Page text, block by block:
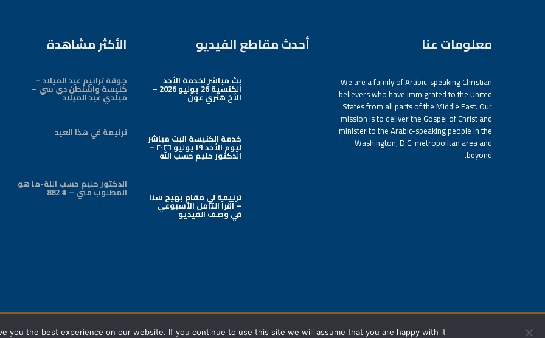
معلومات عنا
We are a family of Arabic-speaking Christian
believers who have immigrated to the United
States from all parts of the Middle East. Our
mission is to deliver the Gospel of Christ and
minister to the Arabic-speaking people in the
Washington, D.C. metropolitan area and
beyond.
أحدث مقاطع الفيديو
بث مباشر لخدمة الأحد
الكنسية 26 يوليو 2026 –
الأخ هنري عون
خدمة الكنيسة البث مباشر
ليوم الأحد ١٩ يوليو ٢٠٢٦ –
الدكتور حليم حسب الله
ترنيمة لي مقام بهيج سنا
– أقرأ التأمل الأسبوعي
في وصف الفيديو
الأكثر مشاهدة
جوقة ترانيم عيد الميلاد –
كنيسة واشنطن دي سي –
ميلدي عيد الميلاد
ترنيمة في هذا العيد
الدكتور حليم حسب اللة-ما هو
المطلوب مني – # 882
All copyrights reserved ©2026 - View OurPrivacy Policy
you the best experience on our website. If you continue to use this site we will assume that you are happy with it.